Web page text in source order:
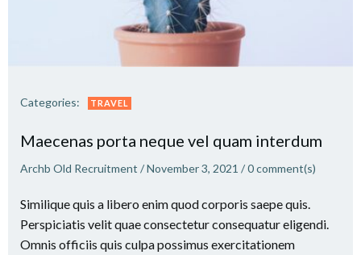
Categories: TRAVEL
Maecenas porta neque vel quam interdum
Archb Old Recruitment /November 3, 2021 /0comment(s)
Similique quis a libero enim quod corporis saepe quis.
Perspiciatis velit quae consectetur consequatur eligendi.
Omnis officiis quis culpa possimus exercitationem